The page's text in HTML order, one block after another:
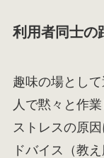
利用者同士の
趣味の場とし
人で黙々と作
ストレスの原
ドバイス（教